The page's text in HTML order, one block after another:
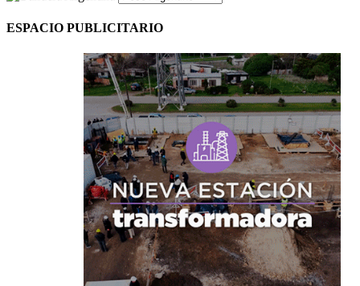
ESPACIO PUBLICITARIO